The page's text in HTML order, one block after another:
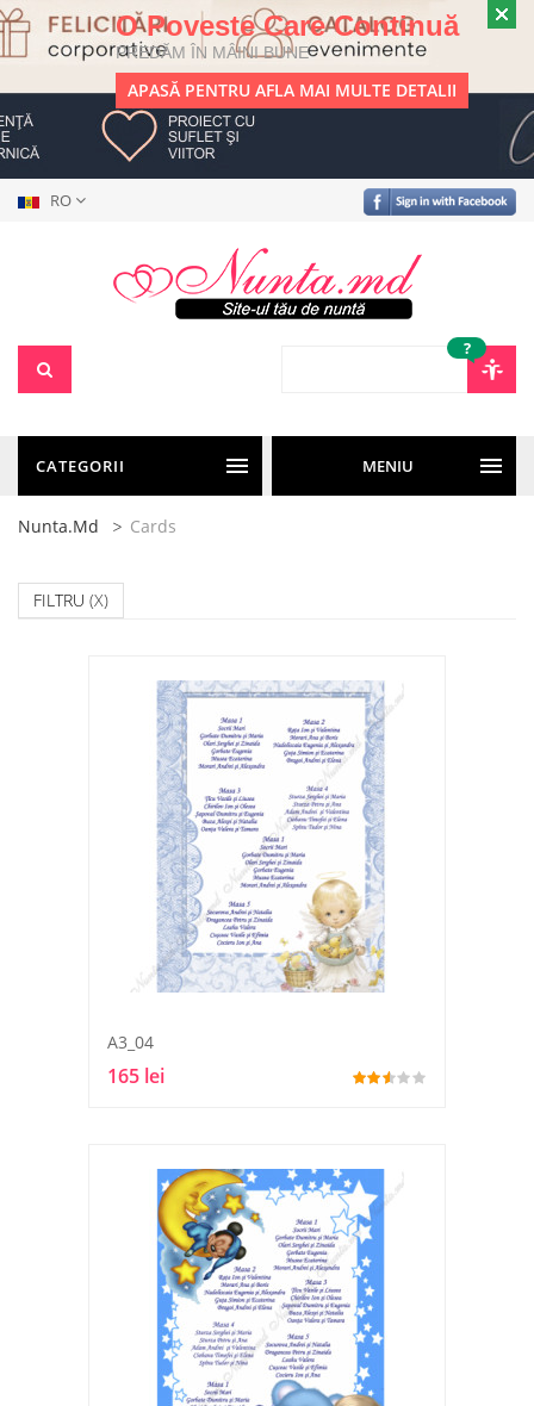
O Poveste Care Continuă
PREDĂM ÎN MÂINI BUNE
APASĂ PENTRU AFLA MAI MULTE DETALII
RO
?
CATEGORII MENIU
Nunta.md Cards
FILTRU (X)
A3_04
165 lei